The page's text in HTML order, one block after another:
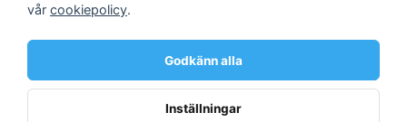
Villkor & Policy
Säkra betalningar
vår cookiepolicy.
Godkänn alla
Inställningar